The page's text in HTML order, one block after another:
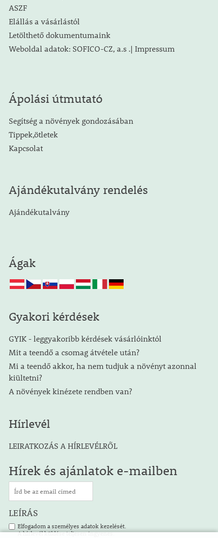
ASZF
Elállás a vásárlástól
Letölthető dokumentumaink
Weboldal adatok: SOFICO-CZ, a.s .| Impressum
Ápolási útmutató
Segítség a növények gondozásában
Tippek,ötletek
Kapcsolat
Ajándékutalvány rendelés
Ajándékutalvány
Ágak
Gyakori kérdések
GYIK - leggyakoribb kérdések vásárlóinktól
Mit a teendő a csomag átvétele után?
Mi a teendő akkor, ha nem tudjuk a növényt azonnal
kiültetni?
A növények kinézete rendben van?
Hírlevél
LEIRATKOZÁS A HÍRLEVÉLRŐL
Hírek és ajánlatok e-mailben
LEÍRÁS
Elfogadom a személyes adatok kezelését.
A hírlevél küldése teljesen ingyenes.